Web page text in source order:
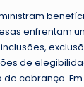
enfrentam
de
cobrança.